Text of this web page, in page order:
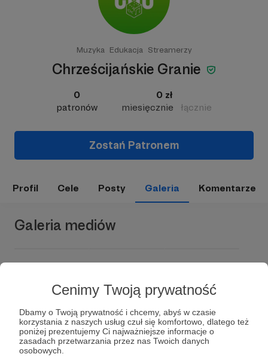
Cenimy Twoją prywatność
Dbamy o Twoją prywatność i chcemy, abyś w czasie
korzystania z naszych usług czuł się komfortowo, dlatego też
poniżej prezentujemy Ci najważniejsze informacje o
zasadach przetwarzania przez nas Twoich danych
osobowych.
Muzyka Edukacja Streamerzy
Chrześcijańskie Granie
0
patronów
0 zł
miesięcznie
łącznie
Zostań Patronem
Profil Cele Posty Galeria Komentarze
Galeria mediów
Dołącz do grona Patronów!